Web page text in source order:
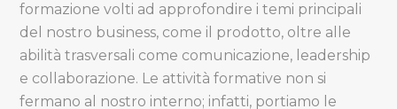
formazione volti ad approfondire i temi principali
del nostro business, come il prodotto, oltre alle
abilità trasversali come comunicazione, leadership
e collaborazione. Le attività formative non si
fermano al nostro interno; infatti, portiamo le